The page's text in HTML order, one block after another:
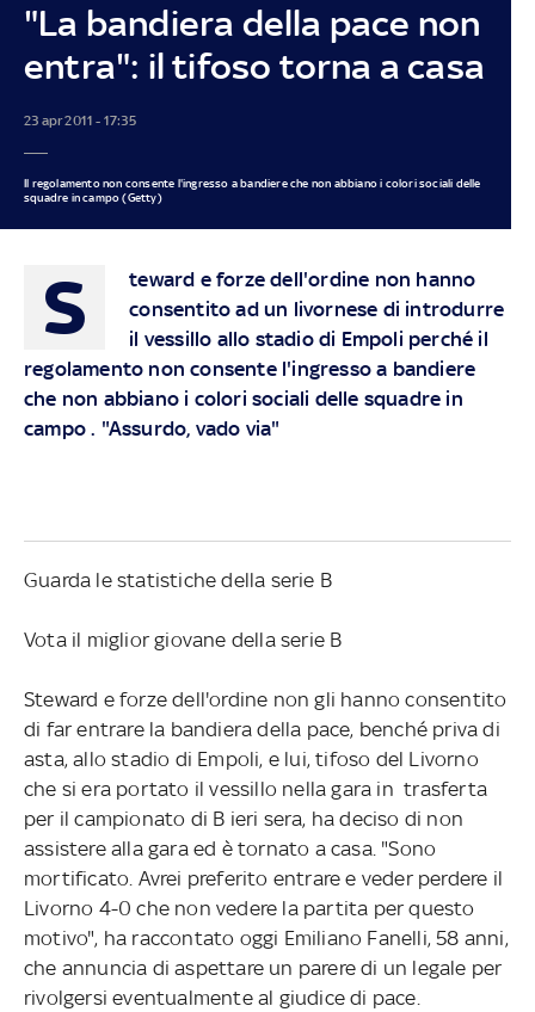
"La bandiera della pace non
entra": il tifoso torna a casa
23 apr 2011 - 17:35
Il regolamento non consente l'ingresso a bandiere che non abbiano i colori sociali delle
squadre in campo (Getty)
S
teward e forze dell'ordine non hanno
consentito ad un livornese di introdurre
il vessillo allo stadio di Empoli perché il
regolamento non consente l'ingresso a bandiere
che non abbiano i colori sociali delle squadre in
campo . "Assurdo, vado via"
Guarda le statistiche della serie B
Vota il miglior giovane della serie B
Steward e forze dell'ordine non gli hanno consentito
di far entrare la bandiera della pace, benché priva di
asta, allo stadio di Empoli, e lui, tifoso del Livorno
che si era portato il vessillo nella gara in trasferta
per il campionato di B ieri sera, ha deciso di non
assistere alla gara ed è tornato a casa. "Sono
mortificato. Avrei preferito entrare e veder perdere il
Livorno 4-0 che non vedere la partita per questo
motivo", ha raccontato oggi Emiliano Fanelli, 58 anni,
che annuncia di aspettare un parere di un legale per
rivolgersi eventualmente al giudice di pace.